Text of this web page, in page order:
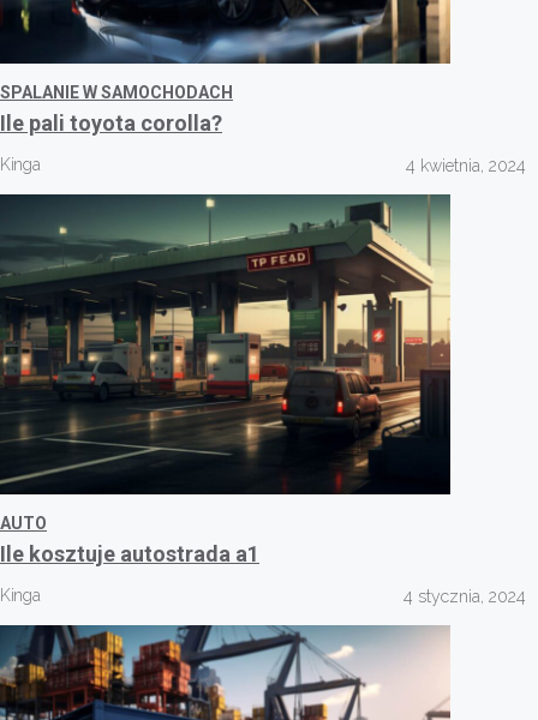
SPALANIE W SAMOCHODACH
Ile pali toyota corolla?
Kinga 4 kwietnia, 2024
AUTO
Ile kosztuje autostrada a1
Kinga 4 stycznia, 2024